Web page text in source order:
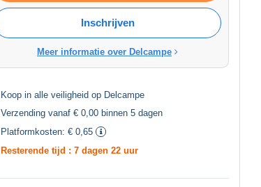
Inschrijven
Meer informatie over Delcampe
Koop in alle veiligheid op Delcampe
Verzending vanaf € 0,00 binnen 5 dagen
Platformkosten: € 0,65
Resterende tijd : 7 dagen 22 uur